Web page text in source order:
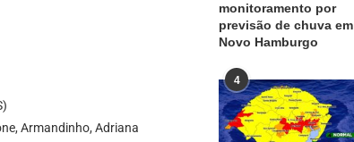
Armandinho, Adriana
monitoramento por
previsão de chuva em
Novo Hamburgo
4